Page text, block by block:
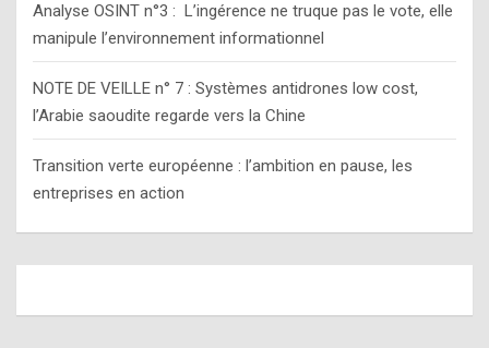
Analyse OSINT n°3 : L’ingérence ne truque pas le vote, elle
manipule l’environnement informationnel
NOTE DE VEILLE n° 7 : Systèmes antidrones low cost,
l’Arabie saoudite regarde vers la Chine
Transition verte européenne : l’ambition en pause, les
entreprises en action